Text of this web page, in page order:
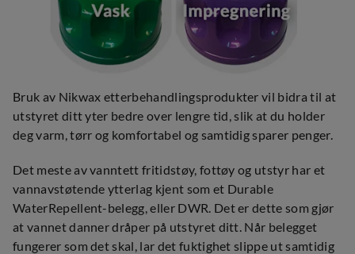
Bruk av Nikwax etterbehandlingsprodukter vil bidra til at
utstyret ditt yter bedre over lengre tid, slik at du holder
deg varm, tørr og komfortabel og samtidig sparer penger.
Det meste av vanntett fritidstøy, fottøy og utstyr har et
vannavstøtende ytterlag kjent som et Durable
WaterRepellent-belegg, eller DWR. Det er dette som gjør
at vannet danner dråper på utstyret ditt. Når belegget
fungerer som det skal, lar det fuktighet slippe ut samtidig